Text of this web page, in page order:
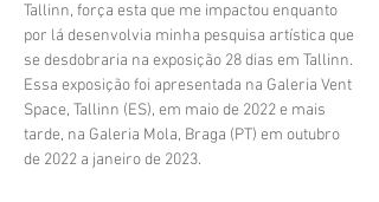
Tallinn, força esta que me impactou enquanto
por lá desenvolvia minha pesquisa artística que
se desdobraria na exposição 28 dias em Tallinn.
Essa exposição foi apresentada na Galeria Vent
Space, Tallinn (ES), em maio de 2022 e mais
tarde, na Galeria Mola, Braga (PT) em outubro
de 2022 a janeiro de 2023.